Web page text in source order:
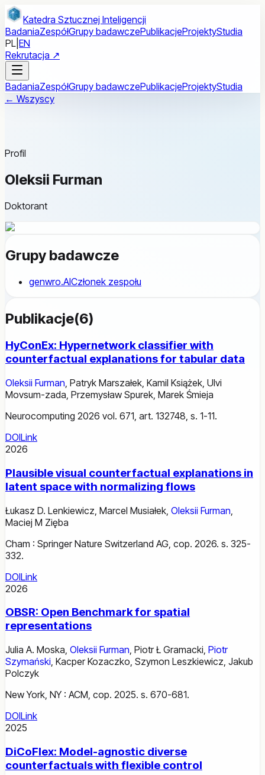
Przejdź do treści głównej
Katedra Sztucznej Inteligencji
BadaniaZespółGrupy badawczePublikacjeProjektyStudia
PL EN
Rekrutacja ↗
BadaniaZespółGrupy badawczePublikacjeProjektyStudia
← Wszyscy
Profil
Oleksii Furman
Doktorant
Grupy badawcze
genwro.AICzłonek zespołu
Publikacje(6)
HyConEx: Hypernetwork classifier with
counterfactual explanations for tabular data
Oleksii Furman, Patryk Marszałek, Kamil Książek, Ulvi
Movsum-zada, Przemysław Spurek, Marek Śmieja
Neurocomputing 2026 vol. 671, art. 132748, s. 1-11.
DOILink
2026
Plausible visual counterfactual explanations in
latent space with normalizing flows
Łukasz D. Lenkiewicz Marcel Musiałek Oleksii Furman
Maciej M Zięba
Cham : Springer Nature Switzerland AG, cop. 2026. s. 325-
332.
DOILink
2026
OBSR: Open Benchmark for spatial
representations
Julia A. Moska, Oleksii Furman, Piotr Ł Gramacki, Piotr
Szymański, Kacper Kozaczko, Szymon Leszkiewicz, Jakub
Polczyk
New York, NY : ACM, cop. 2025. s. 670-681.
DOILink
2025
DiCoFlex: Model-agnostic diverse
counterfactuals with flexible control